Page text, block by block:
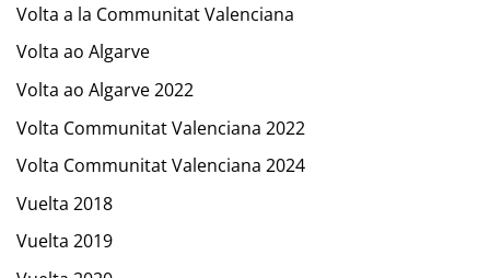
Volta a la Communitat Valenciana
Volta ao Algarve
Volta ao Algarve 2022
Volta Communitat Valenciana 2022
Volta Communitat Valenciana 2024
Vuelta 2018
Vuelta 2019